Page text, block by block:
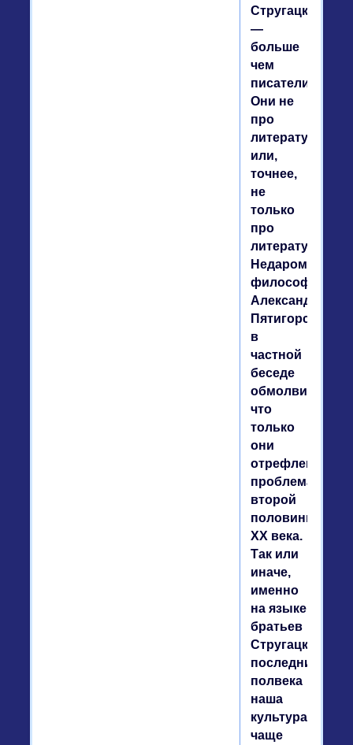
Стругацкие
—
больше
чем
писатели.
Они не
про
литературу
или,
точнее,
не
только
про
литературу.
Недаром
философ
Александр
Пятигорский
в
частной
беседе
обмолвился,
что
только
они
проблематику
второй
половины
ХХ века.
Так или
иначе,
именно
на языке
братьев
Стругацких
последние
полвека
наша
культура
чаще